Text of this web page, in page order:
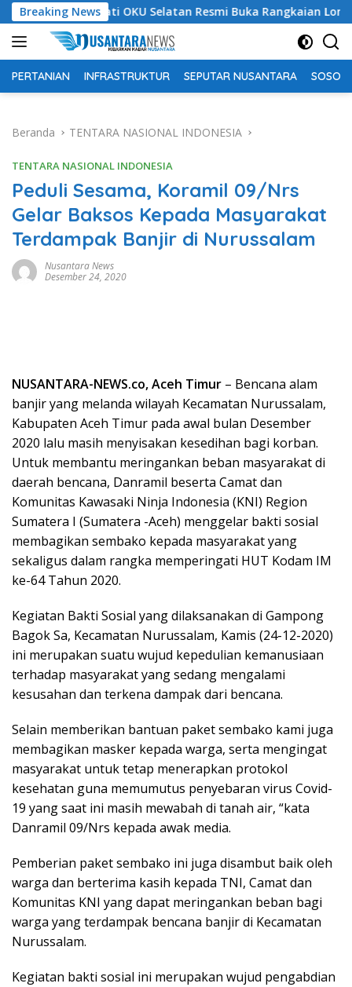
Langsung
ke
konten
Breaking News
Bupati OKU Selatan Resmi Buka Rangkaian Lomba
PERTANIAN INFRASTRUKTUR SEPUTAR NUSANTARA SOSOK
Beranda TENTARA NASIONAL INDONESIA
TENTARA NASIONAL INDONESIA
Peduli Sesama, Koramil 09/Nrs
Gelar Baksos Kepada Masyarakat
Terdampak Banjir di Nurussalam
Nusantara News
Desember 24, 2020
NUSANTARA-NEWS.co, Aceh Timur – Bencana alam
banjir yang melanda wilayah Kecamatan Nurussalam,
Kabupaten Aceh Timur pada awal bulan Desember
2020 lalu masih menyisakan kesedihan bagi korban.
Untuk membantu meringankan beban masyarakat di
daerah bencana, Danramil beserta Camat dan
Komunitas Kawasaki Ninja Indonesia (KNI) Region
Sumatera I (Sumatera -Aceh) menggelar bakti sosial
membagikan sembako kepada masyarakat yang
sekaligus dalam rangka memperingati HUT Kodam IM
ke-64 Tahun 2020.
Kegiatan Bakti Sosial yang dilaksanakan di Gampong
Bagok Sa, Kecamatan Nurussalam, Kamis (24-12-2020)
ini merupakan suatu wujud kepedulian kemanusiaan
terhadap masyarakat yang sedang mengalami
kesusahan dan terkena dampak dari bencana.
Selain memberikan bantuan paket sembako kami juga
membagikan masker kepada warga, serta mengingat
masyarakat untuk tetap menerapkan protokol
kesehatan guna memumutus penyebaran virus Covid-
19 yang saat ini masih mewabah di tanah air, “kata
Danramil 09/Nrs kepada awak media.
Pemberian paket sembako ini juga disambut baik oleh
warga dan berterima kasih kepada TNI, Camat dan
Komunitas KNI yang dapat meringankan beban bagi
warga yang terdampak bencana banjir di Kecamatan
Nurussalam.
Kegiatan bakti sosial ini merupakan wujud pengabdian